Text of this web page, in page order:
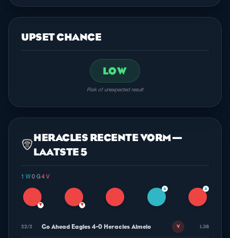
UPSET CHANCE
LOW
Risk of unexpected result
HERACLES RECENTE VORM —
LAATSTE 5
1 W·0 G·4 V
▼ ▼
▲ ▲
22/2 Go Ahead Eagles 4-0 Heracles Almelo V 1.38